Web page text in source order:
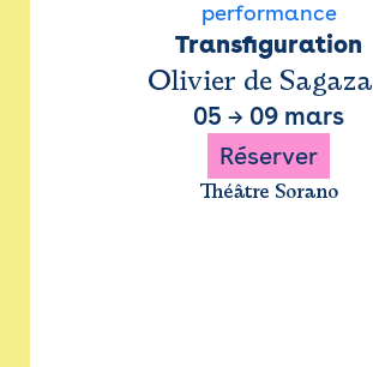
performance
Transfiguration
Olivier de
05 → 09 mars
Réserver
Théâtre Sorano